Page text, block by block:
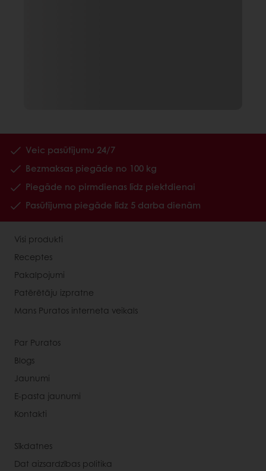
Veic pasūtījumu 24/7
Bezmaksas piegāde no 100 kg
Piegāde no pirmdienas līdz piektdienai
Pasūtījuma piegāde līdz 5 darba dienām
Visi produkti
Receptes
Pakalpojumi
Patērētāju izpratne
Mans Puratos interneta veikals
Par Puratos
Blogs
Jaunumi
E-pasta jaunumi
Kontakti
Sīkdatnes
Dat aizsardzības politika